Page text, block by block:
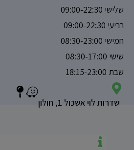
שלישי 09:00-22:30
רביעי 09:00-22:30
חמישי 08:30-23:00
שישי 08:30-17:00
שבת 18:15-23:00
שדרות לוי אשכול 1, חולון